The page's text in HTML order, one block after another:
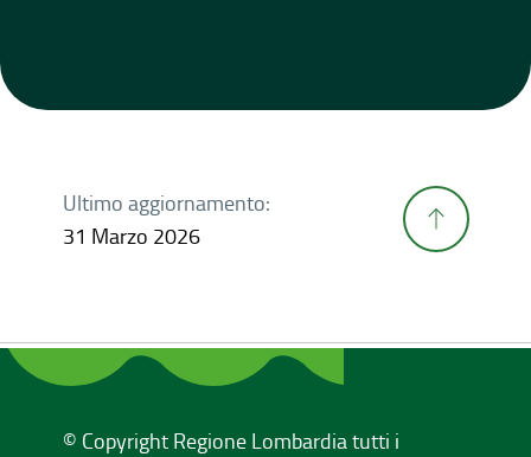
Ultimo aggiornamento:
31 Marzo 2026
© Copyright Regione Lombardia tutti i